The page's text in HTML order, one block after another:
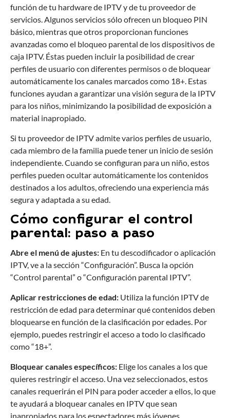
función de tu hardware de IPTV y de tu proveedor de
servicios. Algunos servicios sólo ofrecen un bloqueo PIN
básico, mientras que otros proporcionan funciones
avanzadas como el bloqueo parental de los dispositivos de
caja IPTV. Éstas pueden incluir la posibilidad de crear
perfiles de usuario con diferentes permisos o de bloquear
automáticamente los canales marcados como 18+. Estas
funciones ayudan a garantizar una visión segura de la IPTV
para los niños, minimizando la posibilidad de exposición a
material inapropiado.
Si tu proveedor de IPTV admite varios perfiles de usuario,
cada miembro de la familia puede tener un inicio de sesión
independiente. Cuando se configuran para un niño, estos
perfiles pueden ocultar automáticamente los contenidos
destinados a los adultos, ofreciendo una experiencia más
segura y adaptada a su edad.
Cómo configurar el control
parental: paso a paso
Abre el menú de ajustes: En tu descodificador o aplicación
IPTV, ve a la sección “Configuración”. Busca la opción
“Control parental” o “Configuración parental IPTV”.
Aplicar restricciones de edad: Utiliza la función IPTV de
restricción de edad para determinar qué contenidos deben
bloquearse en función de la clasificación por edades. Por
ejemplo, puedes restringir el acceso a todo lo clasificado
como “18+”.
Bloquear canales específicos: Elige los canales a los que
quieres restringir el acceso. Una vez seleccionados, estos
canales requerirán el PIN para poder acceder a ellos, lo que
te ayudará a bloquear canales en IPTV que sean
inapropiados para los espectadores más jóvenes.